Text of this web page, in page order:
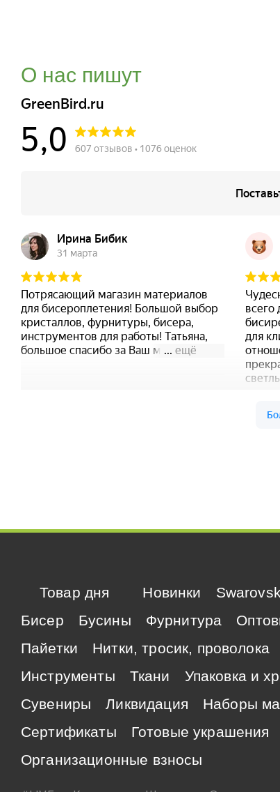
О нас пишут
Товар дня Новинки
Бисер
Бусины Фурнитура
Пайетки
Нитки, тросик, проволока
Инструменты
Ткани
Упаковка и
Сувениры
Ликвидация
Наборы
Сертификаты
Готовые украшения
Организационные взносы